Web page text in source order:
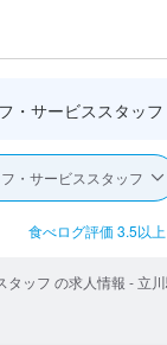
・サービススタッフ
・サービススタッフ
食べログ評価 3.5以上
ッフ の求人情報 - 立